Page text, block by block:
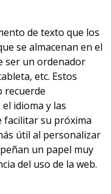
de texto que los
se almacenan en el
ser un ordenador
etc. Estos
recuerde
idioma y las
facilitar su próxima
útil al personalizar
un papel muy
del uso de la web.